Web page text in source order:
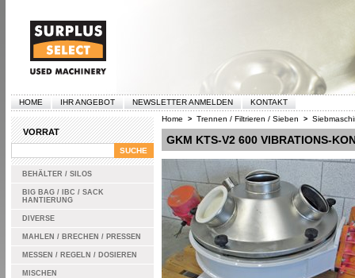
HOME IHR ANGEBOT NEWSLETTER ANMELDEN KONTAKT
VORRAT
BEHÄLTER / SILOS
BIG BAG / IBC / SACK
HANTIERUNG
DIVERSE
MAHLEN / BRECHEN / PRESSEN
MESSEN / REGELN / DOSIEREN
MISCHEN
Home > Trennen / Filtrieren / Sieben >
GKM KTS-V2 600 VIBRATIONS-